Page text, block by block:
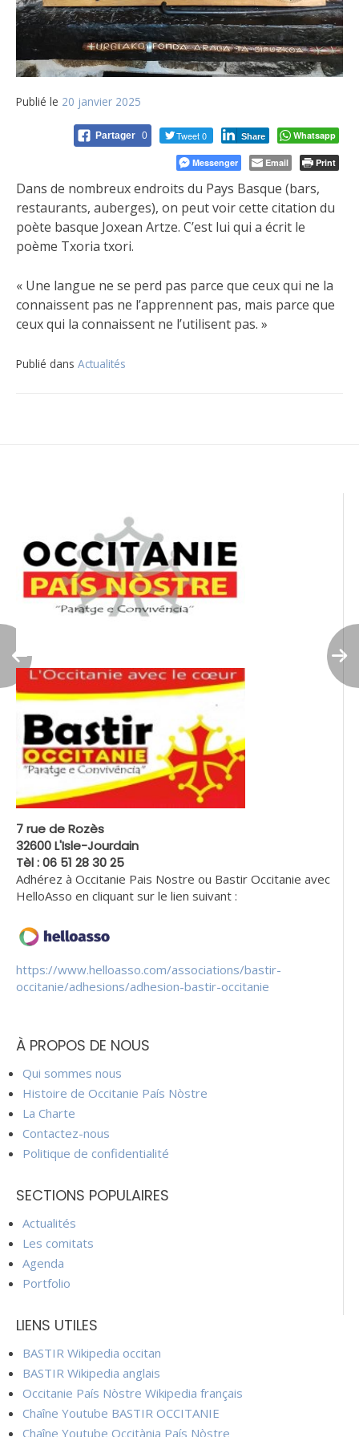
Publié le 20 janvier 2025
Partager 0 Tweet 0 Share Whatsapp
Messenger Email Print
Dans de nombreux endroits du Pays Basque (bars,
restaurants, auberges), on peut voir cette citation du
poète basque Joxean Artze. C’est lui qui a écrit le
poème Txoria txori.
« Une langue ne se perd pas parce que ceux qui ne la
connaissent pas ne l’apprennent pas, mais parce que
ceux qui la connaissent ne l’utilisent pas. »
Publié dans Actualités
7 rue de Rozès
32600 L'Isle-Jourdain
Tèl : 06 51 28 30 25
Adhérez à Occitanie Pais Nostre ou Bastir Occitanie avec
HelloAsso en cliquant sur le lien suivant :
https://www.helloasso.com/associations/bastir-
occitanie/adhesions/adhesion-bastir-occitanie
À PROPOS DE NOUS
Qui sommes nous
Histoire de Occitanie País Nòstre
La Charte
Contactez-nous
Politique de confidentialité
SECTIONS POPULAIRES
Actualités
Les comitats
Agenda
Portfolio
LIENS UTILES
BASTIR Wikipedia occitan
BASTIR Wikipedia anglais
Occitanie País Nòstre Wikipedia français
Chaîne Youtube BASTIR OCCITANIE
Chaîne Youtube Occitània País Nòstre